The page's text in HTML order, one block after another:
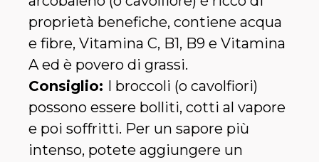
proprietà benefiche, contiene acqua
e fibre, Vitamina C, B1, B9 e Vitamina
A ed è povero di grassi.
Consiglio: I broccoli (o cavolfiori)
possono essere bolliti, cotti al vapore
e poi soffritti. Per un sapore più
intenso, potete aggiungere un